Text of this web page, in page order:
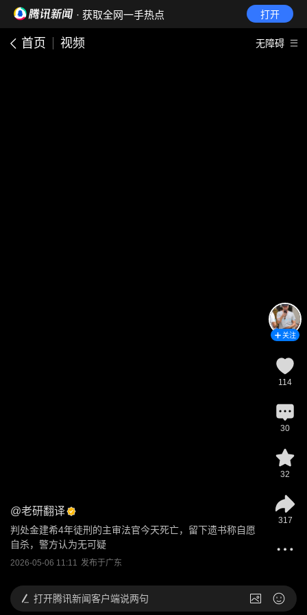
· 获取全网一手热点 打开
首页 视频 无障碍
@老研翻译
判处金建希4年徒刑的主审法官今天死亡，留下遗书称自愿
自杀，警方认为无可疑
2026-05-06 11:11 发布于广东
关注
114
30
32
317
打开腾讯新闻客户端说两句